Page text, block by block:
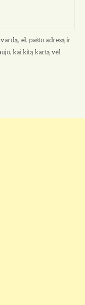
el. pašto adresą ir
kai kitą kartą vėl